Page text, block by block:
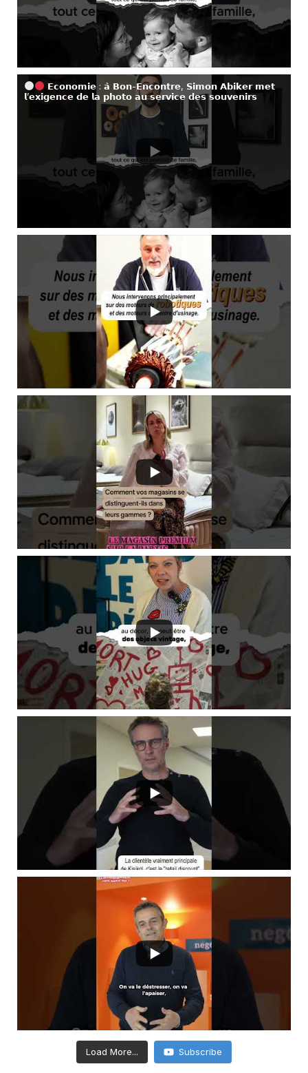
𝗘𝗰𝗼𝗻𝗼𝗺𝗶𝗲 : 𝗮̀ 𝗕𝗼𝗻-𝗘𝗻𝗰𝗼𝗻𝘁𝗿𝗲, 𝗦𝗶𝗺𝗼𝗻 𝗔𝗯𝗶𝗸𝗲𝗿 𝗺𝗲𝘁
𝗹’𝗲𝘅𝗶𝗴𝗲𝗻𝗰𝗲 𝗱𝗲 𝗹𝗮 𝗽𝗵𝗼𝘁𝗼 𝗮𝘂 𝘀𝗲𝗿𝘃𝗶𝗰𝗲 𝗱𝗲𝘀 𝘀𝗼𝘂𝘃𝗲𝗻𝗶𝗿𝘀
Load More... Subscribe